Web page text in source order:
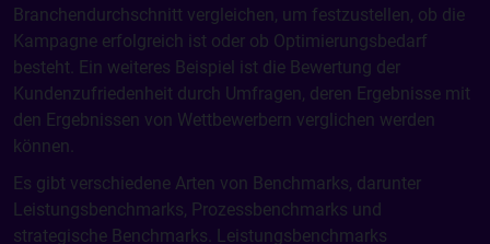
Branchendurchschnitt vergleichen, um festzustellen, ob die
Kampagne erfolgreich ist oder ob Optimierungsbedarf
besteht. Ein weiteres Beispiel ist die Bewertung der
Kundenzufriedenheit durch Umfragen, deren Ergebnisse mit
den Ergebnissen von Wettbewerbern verglichen werden
können.
Es gibt verschiedene Arten von Benchmarks, darunter
Leistungsbenchmarks, Prozessbenchmarks und
strategische Benchmarks. Leistungsbenchmarks